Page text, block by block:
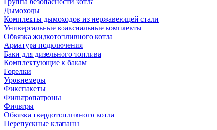
Дымоходы
Комплекты дымоходов из нержавеющей стали
Универсальные коаксиальные комплекты
Обвязка жидкотопливного котла
Арматура подключения
Баки для дизельного топлива
Комплектующие к бакам
Горелки
Уровнемеры
Фикспакеты
Фильтропатроны
Фильтры
Обвязка твердотопливного котла
Перепускные клапаны